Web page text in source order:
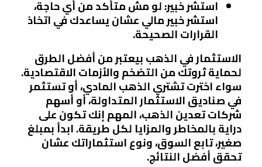
استشر خبير:لو مش متأكد من أي حاجة،
استشر خبير مالي عشان يساعدك في اتخاذ
القرارات الصحيحة.
الاستثمار في الذهب بيعتبر من أفضل الطرق
لحماية ثروتك من التضخم والأزمات الاقتصادية.
سواء اخترت تشتري الذهب المادي، أو تستثمر
في صناديق الاستثمار المتداولة، أو أسهم
شركات تعدين الذهب، المهم إنك تكون على
دراية بالمخاطر والمزايا لكل طريقة. ابدأ بمبلغ
صغير، تابع السوق، ونوع استثماراتك عشان
تحقق أفضل النتائج.